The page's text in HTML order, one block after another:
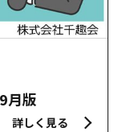
月版
詳しく見る